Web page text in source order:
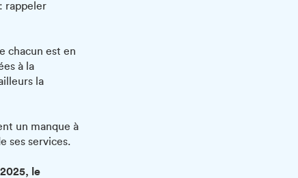
rappeler
chacun est en
à la
la
un manque à
ses services.
2025, le